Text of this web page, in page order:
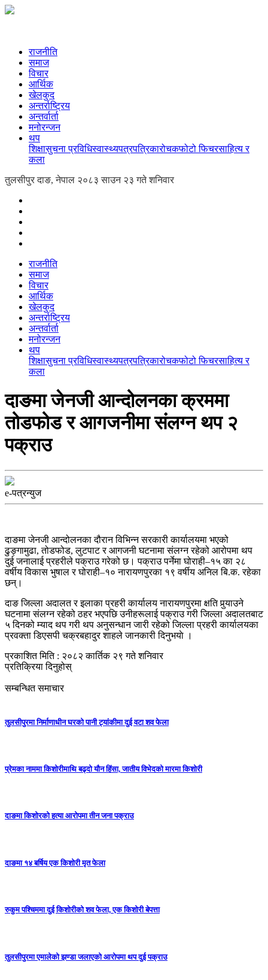
राजनीति
समाज
विचार
आर्थिक
खेलकुद
अन्तर्राष्ट्रिय
अन्तर्वार्ता
मनोरन्जन
थप
शिक्षासुचना प्रविधिस्वास्थ्यपत्रपत्रिकारोचकफोटो फिचरसाहित्य र
कला
तुलसीपुर दाङ, नेपाल २०८३ साउन २३ गते शनिवार
राजनीति
समाज
विचार
आर्थिक
खेलकुद
अन्तर्राष्ट्रिय
अन्तर्वार्ता
मनोरन्जन
थप
शिक्षासुचना प्रविधिस्वास्थ्यपत्रपत्रिकारोचकफोटो फिचरसाहित्य र
कला
दाङमा जेनजी आन्दोलनका क्रममा
तोडफोड र आगजनीमा संलग्न थप २
पक्राउ
e-पत्रन्युज
दाङमा जेनजी आन्दोलनका दौरान विभिन्न सरकारी कार्यालयमा भएको
ढुङ्गामुढा, तोडफोड, लुटपाट र आगजनी घटनामा संलग्न रहेको आरोपमा थप
दुई जनालाई प्रहरीले पक्राउ गरेको छ। पक्राउ पर्नेमा घोराही–१५ का २८
वर्षीय विकास भुषाल र घोराही–१० नारायणपुरका १९ वर्षीय अनिल बि.क. रहेका
छन्।
दाङ जिल्ला अदालत र इलाका प्रहरी कार्यालय नारायणपुरमा क्षति पुर्‍याउने
घटनामा संलग्न रहेको ठहर भएपछि उनीहरूलाई पक्राउ गरी जिल्ला अदालतबाट
५ दिनको म्याद थप गरी थप अनुसन्धान जारी रहेको जिल्ला प्रहरी कार्यालयका
प्रवक्ता डिएसपी चक्रबहादुर शाहले जानकारी दिनुभयाे ।
प्रकाशित मिति : २०८२ कार्तिक २९ गते शनिवार
प्रतिक्रिया दिनुहोस्
सम्बन्धित समाचार
तुलसीपुरमा निर्माणाधीन घरको पानी ट्यांकीमा दुई वटा शव फेला
प्रेमका नाममा किशोरीमाथि बढ्दो यौन हिंसा, जातीय विभेदको मारमा किशोरी
दाङमा किशोरको हत्या आरोपमा तीन जना पक्राउ
दाङमा १४ बर्षिय एक किशोरी मृत फेला
रुकुम पश्चिममा दुई किशोरीको शव फेला, एक किशोरी बेपत्ता
तुलसीपुरमा एमालेको झण्डा जलाएको आरोपमा थप दुई पक्राउ